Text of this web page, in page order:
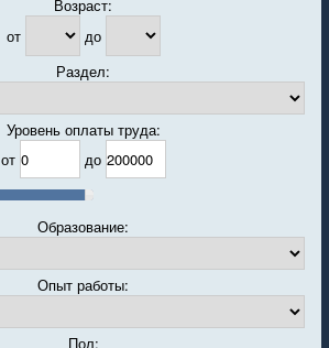
Возраст:
от
до
Раздел:
Уровень оплаты труда:
от
до
Образование:
Опыт работы:
Пол: